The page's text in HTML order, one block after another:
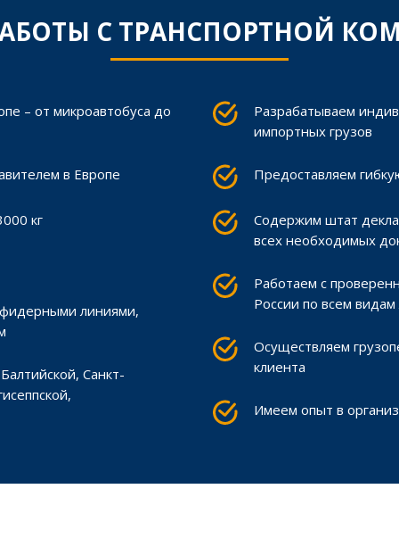
С ТРАНСПОРТНОЙ
– от микроавтобуса до
в Европе
кг
линиями,
Санкт-
Разрабатываем
импортных грузов
Предоставляем
Содержим штат
всех необходимых
Работаем с
России по всем
Осуществляем
клиента
Имеем опыт в